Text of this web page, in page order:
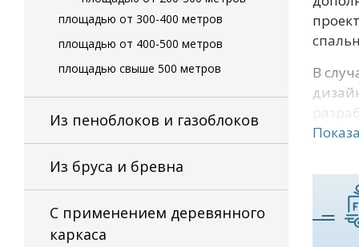
площадью от 300-400 метров
площадью от 400-500 метров
площадью свыше 500 метров
Из пеноблоков и газоблоков
Из бруса и бревна
С применением деревянного
каркаса
В
или
В